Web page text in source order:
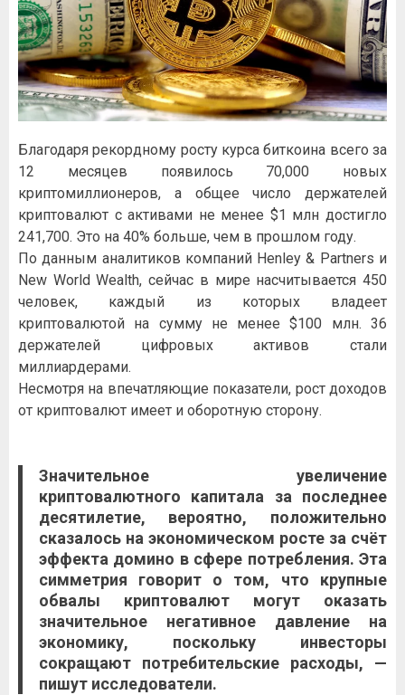
Благодаря рекордному росту курса биткоина всего за
12 месяцев появилось 70,000 новых
криптомиллионеров, а общее число держателей
криптовалют с активами не менее $1 млн достигло
241,700. Это на 40% больше, чем в прошлом году.
По данным аналитиков компаний Henley & Partners и
New World Wealth, сейчас в мире насчитывается 450
человек, каждый из которых владеет
криптовалютой на сумму не менее $100 млн. 36
держателей цифровых активов стали
миллиардерами.
Несмотря на впечатляющие показатели, рост доходов
от криптовалют имеет и оборотную сторону.
Значительное увеличение
криптовалютного капитала за последнее
десятилетие, вероятно, положительно
сказалось на экономическом росте за счёт
эффекта домино в сфере потребления. Эта
симметрия говорит о том, что крупные
обвалы криптовалют могут оказать
значительное негативное давление на
экономику, поскольку инвесторы
сокращают потребительские расходы, —
пишут исследователи.